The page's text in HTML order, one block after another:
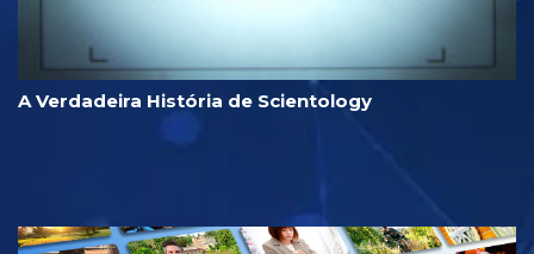
A Verdadeira História de Scientology